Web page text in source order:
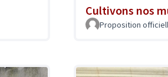
Cultivons nos
Proposition